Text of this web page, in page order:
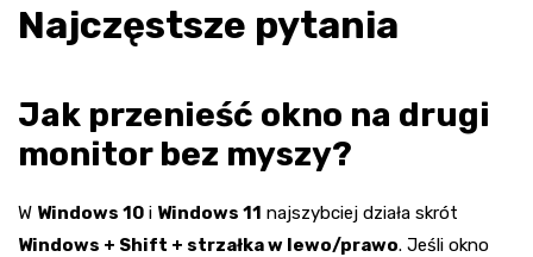
Najczęstsze pytania
Jak przenieść okno na drugi
monitor bez myszy?
W Windows 10 i Windows 11 najszybciej działa skrót
Windows + Shift + strzałka w lewo/prawo. Jeśli okno